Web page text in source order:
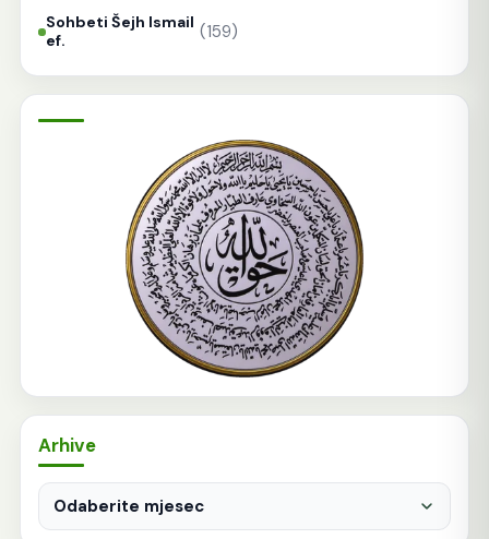
Sohbeti Šejh Ismail
ef.
(159)
Arhive
Arhive